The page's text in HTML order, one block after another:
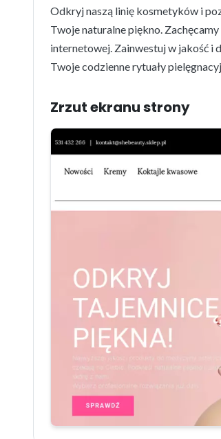
Odkryj naszą linię kosmetyków i
Twoje naturalne piękno.
internetowej. Zainwestuj w jakość i
Twoje codzienne rytuały
Zrzut ekranu strony